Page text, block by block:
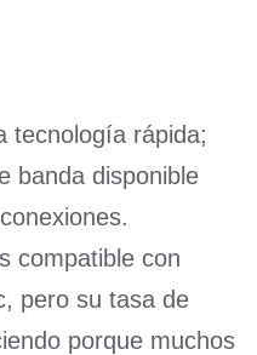
tecnología rápida;
banda disponible
compatible con
pero su tasa de
porque muchos